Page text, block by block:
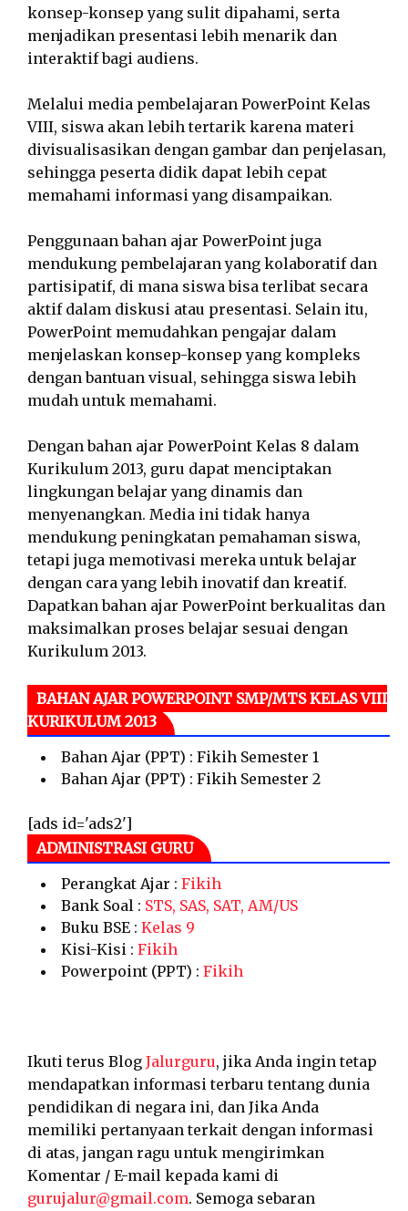
konsep-konsep yang sulit dipahami, serta
menjadikan presentasi lebih menarik dan
interaktif bagi audiens.
Melalui media pembelajaran PowerPoint Kelas
VIII, siswa akan lebih tertarik karena materi
divisualisasikan dengan gambar dan penjelasan,
sehingga peserta didik dapat lebih cepat
memahami informasi yang disampaikan.
Penggunaan bahan ajar PowerPoint juga
mendukung pembelajaran yang kolaboratif dan
partisipatif, di mana siswa bisa terlibat secara
aktif dalam diskusi atau presentasi. Selain itu,
PowerPoint memudahkan pengajar dalam
menjelaskan konsep-konsep yang kompleks
dengan bantuan visual, sehingga siswa lebih
mudah untuk memahami.
Dengan bahan ajar PowerPoint Kelas 8 dalam
Kurikulum 2013, guru dapat menciptakan
lingkungan belajar yang dinamis dan
menyenangkan. Media ini tidak hanya
mendukung peningkatan pemahaman siswa,
tetapi juga memotivasi mereka untuk belajar
dengan cara yang lebih inovatif dan kreatif.
Dapatkan bahan ajar PowerPoint berkualitas dan
maksimalkan proses belajar sesuai dengan
Kurikulum 2013.
BAHAN AJAR POWERPOINT SMP/MTS KELAS VIII
KURIKULUM 2013
Bahan Ajar (PPT) : Fikih Semester 1
Bahan Ajar (PPT) : Fikih Semester 2
[ads id='ads2']
ADMINISTRASI GURU
Perangkat Ajar : Fikih
Bank Soal : STS, SAS, SAT, AM/US
Buku BSE : Kelas 9
Kisi-Kisi : Fikih
Powerpoint (PPT) : Fikih
Ikuti terus Blog Jalurguru, jika Anda ingin tetap
mendapatkan informasi terbaru tentang dunia
pendidikan di negara ini, dan Jika Anda
memiliki pertanyaan terkait dengan informasi
di atas, jangan ragu untuk mengirimkan
Komentar / E-mail kepada kami di
gurujalur@gmail.com. Semoga sebaran